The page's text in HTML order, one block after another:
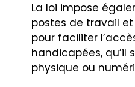
La loi impose
postes de travail
pour faciliter
handicapées, qu’il
physique ou